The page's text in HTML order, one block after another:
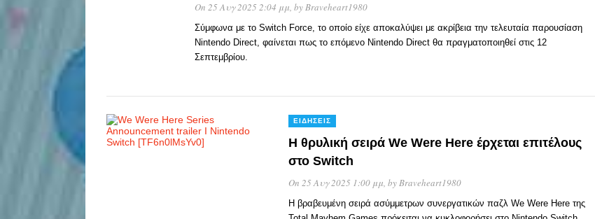
On 25 Αυγ 2025 2:04 μμ, byBraveheart1980
Σύμφωνα με το Switch Force, το οποίο είχε αποκαλύψει με ακρίβεια την τελευταία παρουσίαση
Nintendo Direct, φαίνεται πως το επόμενο Nintendo Direct θα πραγματοποιηθεί στις 12
Σεπτεμβρίου.
ΕΙΔΉΣΕΙΣ
Η θρυλική σειρά We Were Here έρχεται επιτέλους
στο Switch
On 25 Αυγ 2025 1:00 μμ, byBraveheart1980
Η βραβευμένη σειρά ασύμμετρων συνεργατικών παζλ We Were Here της